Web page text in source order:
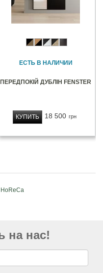
ЕСТЬ В НАЛИЧИИ
ПЕРЕДПОКІЙ ДУБЛІН FENSTER
18 500 грн
КУПИТЬ
HoReCa
на нас!